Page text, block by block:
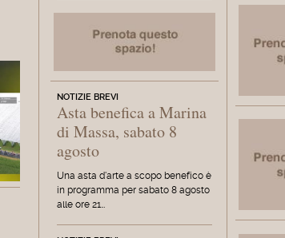
NOTIZIE BREVI
Asta benefica a Marina
di Massa, sabato 8
agosto
Una asta d'arte a scopo benefico è
in programma per sabato 8 agosto
alle ore 21…